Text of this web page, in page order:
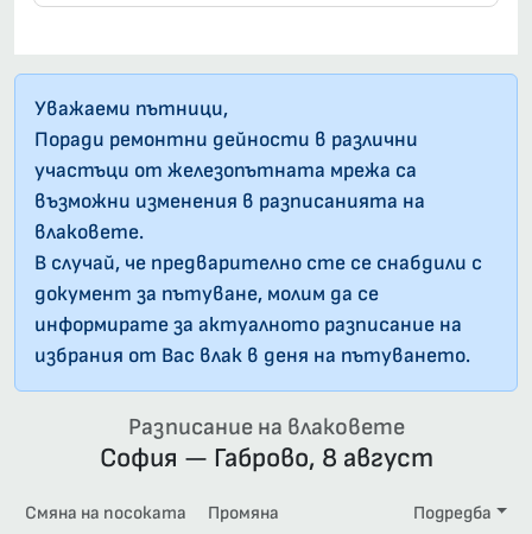
Уважаеми пътници,
Поради ремонтни дейности в различни
участъци от железопътната мрежа са
възможни изменения в разписанията на
влаковете.
В случай, че предварително сте се снабдили с
документ за пътуване, молим да се
информирате за актуалното разписание на
избрания от Вас влак в деня на пътуването.
Разписание на влаковете
София — Габрово, 8 август
Смяна на посоката Промяна Подредба